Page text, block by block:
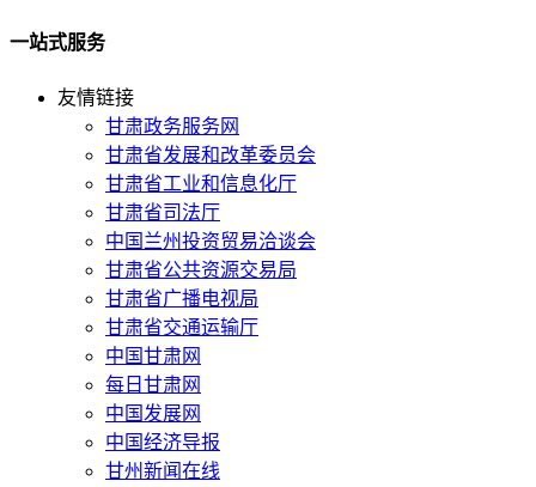
一站式服务
友情链接
甘肃政务服务网
甘肃省发展和改革委员会
甘肃省工业和信息化厅
甘肃省司法厅
中国兰州投资贸易洽谈会
甘肃省公共资源交易局
甘肃省广播电视局
甘肃省交通运输厅
中国甘肃网
每日甘肃网
中国发展网
中国经济导报
甘州新闻在线